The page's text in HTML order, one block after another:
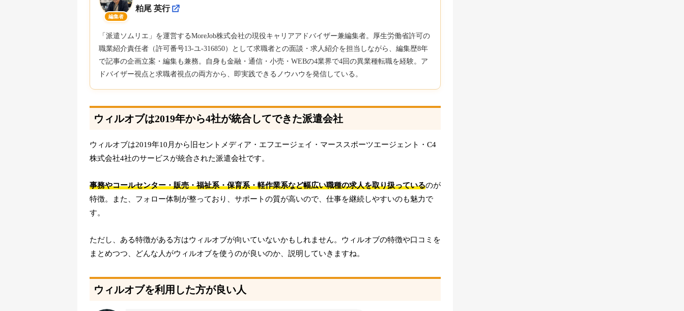
編集者
粕尾 英行
「派遣ソムリエ」を運営するMoreJob株式会社の現役キャリアアドバイザー兼編集者。厚生労働省許可の
職業紹介責任者（許可番号13-ユ-316850）として求職者との面談・求人紹介を担当しながら、編集歴8年
で記事の企画立案・編集も兼務。自身も金融・通信・小売・WEBの4業界で4回の異業種転職を経験。ア
ドバイザー視点と求職者視点の両方から、即実践できるノウハウを発信している。
ウィルオブは2019年から4社が統合してできた派遣会社
ウィルオブは2019年10月から旧セントメディア・エフエージェイ・マーススポーツエージェント・C4
株式会社4社のサービスが統合された派遣会社です。
事務やコールセンター・販売・福祉系・保育系・軽作業系など幅広い職種の求人を取り扱っているのが
特徴。また、フォロー体制が整っており、サポートの質が高いので、仕事を継続しやすいのも魅力で
す。
ただし、ある特徴がある方はウィルオブが向いていないかもしれません。ウィルオブの特徴や口コミを
まとめつつ、どんな人がウィルオブを使うのが良いのか、説明していきますね。
ウィルオブを利用した方が良い人